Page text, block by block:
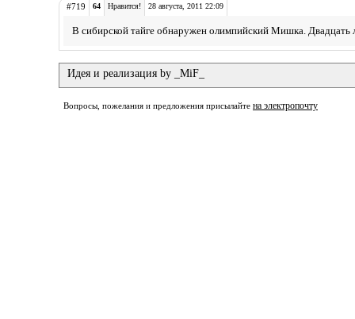
#719 64 Нравится! 28 августа, 2011 22:09
В сибирской тайге обнаружен олимпийский Мишка. Двадцать
Идея и реализация by _MiF_
Вопросы, пожелания и предложения присылайте на электропочту